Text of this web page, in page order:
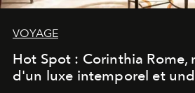
VOYAGE
Hot Spot : Corinthia Rome,
d'un luxe intemporel et